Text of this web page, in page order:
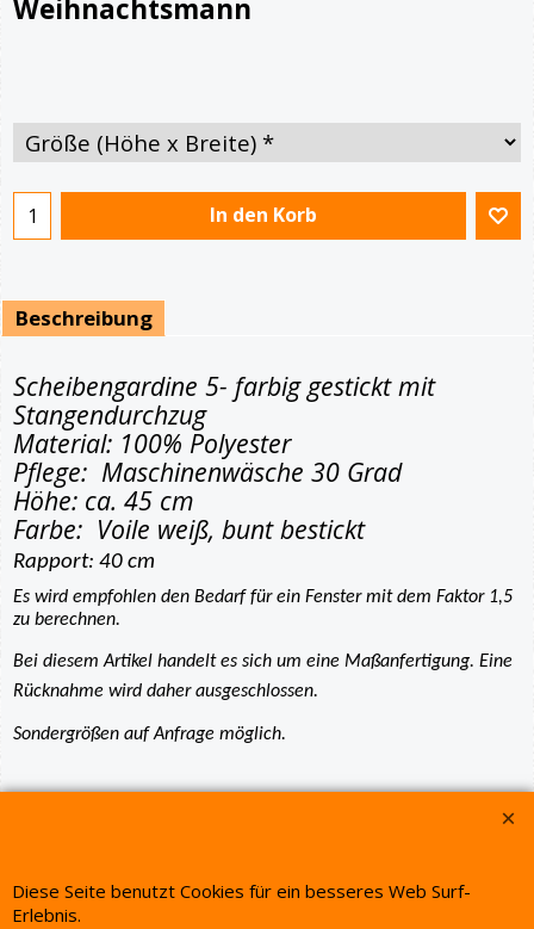
Weihnachtsmann
In den Korb
Beschreibung
Scheibengardine 5- farbig gestickt mit
Stangendurchzug
Material: 100% Polyester
Pflege: Maschinenwäsche 30 Grad
Höhe: ca. 45 cm
Farbe: Voile weiß, bunt bestickt
Es wird empfohlen den Bedarf für ein Fenster mit dem Faktor 1,5
Bei diesem Artikel handelt es sich um eine Maßanfertigung. Eine
Diese Seite benutzt Cookies für ein besseres Web Surf-
Erlebnis.